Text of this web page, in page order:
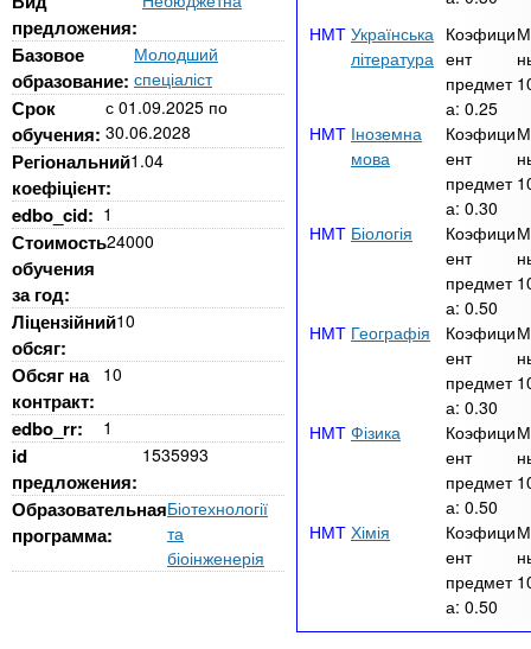
s
.
i
n
f
o
в
е
д
е
н
и
й
За рубежом
предложения:
Базовое
образование:
Молодший
спеціаліст
Срок
обучения:
с 01.09.2025 по
30.06.2028
Регіональний
коефіцієнт:
1.04
edbo_cid: 1
Стоимость
обучения
за год:
24000
Ліцензійний
обсяг:
10
Обсяг на
контракт:
10
edbo_rr: 1
id
предложения:
1535993
Образовательная
программа:
Біотехнології
та
біоінженерія
Українська
література
Коэфици
ент
предмет
а: 0.25
Іноземна
мова
Коэфици
ент
предмет
а: 0.30
Біологія
Коэфици
ент
предмет
а: 0.50
Географія
Коэфици
ент
предмет
а: 0.30
Фізика
Коэфици
ент
предмет
а: 0.50
Хімія
Коэфици
ент
предмет
а: 0.50